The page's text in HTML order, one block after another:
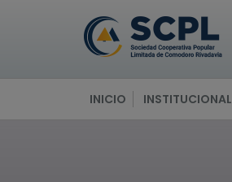
INICIO INSTITUCIONAL